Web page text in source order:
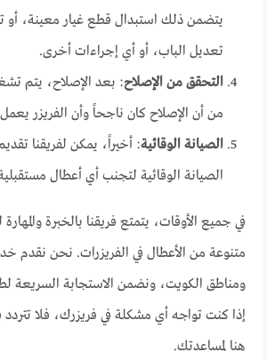
يتضمن ذلك استبدال قطع غيار معينة، أو
تعديل الباب، أو أي إجراءات أخرى.
التحقق من الإصلاح: بعد الإصلاح، يتم
من أن الإصلاح كان ناجحاً وأن الفريزر
الصيانة الوقائية: أخيراً، يمكن لفريقنا
الصيانة الوقائية لتجنب أي أعطال
في جميع الأوقات، يتمتع فريقنا بالخبرة
متنوعة من الأعطال في الفريزرات. نحن نقدم
ومناطق الكويت، ونضمن الاستجابة السريعة
إذا كنت تواجه أي مشكلة في فريزرك، فلا تتردد
هنا لمساعدتك.